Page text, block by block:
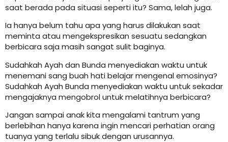
saat berada pada situasi seperti itu? Sama, lelah juga.
Ia hanya belum tahu apa yang harus dilakukan saat
meminta atau mengekspresikan sesuatu sedangkan
berbicara saja masih sangat sulit baginya.
Sudahkah Ayah dan Bunda menyediakan waktu untuk
menemani sang buah hati belajar mengenal emosinya?
Sudahkah Ayah Bunda menyediakan waktu untuk sekadar
mengajaknya mengobrol untuk melatihnya berbicara?
Jangan sampai anak kita mengalami tantrum yang
berlebihan hanya karena ingin mencari perhatian orang
tuanya yang terlalu sibuk dengan urusannya.